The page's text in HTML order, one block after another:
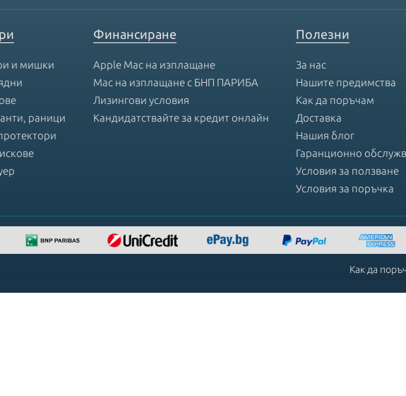
и мишки
раници
Финансиране
Apple Mac на изплащане
Mac на изплащане с БНП ПАРИБА
Лизингови условия
Кандидатствайте за кредит онлайн
Полезни
За нас
Нашите предимства
Как да поръчам
Доставка
Нашия блог
Гаранционно
Условия за ползване
Условия за поръчка
Как да